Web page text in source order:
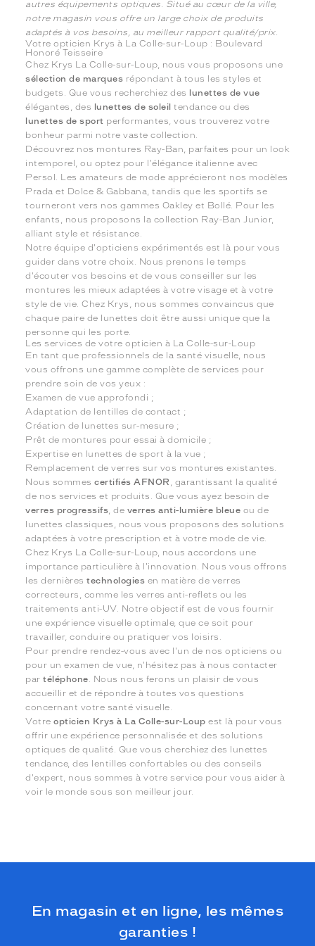
autres équipements optiques. Situé au cœur de la ville,
notre magasin vous offre un large choix de produits
adaptés à vos besoins, au meilleur rapport qualité/prix.
Votre opticien Krys à La Colle-sur-Loup : Boulevard
Honoré Teisseire
Chez Krys La Colle-sur-Loup, nous vous proposons une
sélection de marques répondant à tous les styles et
budgets. Que vous recherchiez des lunettes de vue
élégantes, des lunettes de soleil tendance ou des
lunettes de sport performantes, vous trouverez votre
bonheur parmi notre vaste collection.
Découvrez nos montures Ray-Ban, parfaites pour un look
intemporel, ou optez pour l'élégance italienne avec
Persol. Les amateurs de mode apprécieront nos modèles
Prada et Dolce & Gabbana, tandis que les sportifs se
tourneront vers nos gammes Oakley et Bollé. Pour les
enfants, nous proposons la collection Ray-Ban Junior,
alliant style et résistance.
Notre équipe d'opticiens expérimentés est là pour vous
guider dans votre choix. Nous prenons le temps
d'écouter vos besoins et de vous conseiller sur les
montures les mieux adaptées à votre visage et à votre
style de vie. Chez Krys, nous sommes convaincus que
chaque paire de lunettes doit être aussi unique que la
personne qui les porte.
Les services de votre opticien à La Colle-sur-Loup
En tant que professionnels de la santé visuelle, nous
vous offrons une gamme complète de services pour
prendre soin de vos yeux :
Examen de vue approfondi ;
Adaptation de lentilles de contact ;
Création de lunettes sur-mesure ;
Prêt de montures pour essai à domicile ;
Expertise en lunettes de sport à la vue ;
Remplacement de verres sur vos montures existantes.
Nous sommescertifiés AFNOR
, garantissant la qualité
de nos services et produits. Que vous ayez besoin de
verres progressifs , de verres anti-lumière bleue ou de
lunettes classiques, nous vous proposons des solutions
adaptées à votre prescription et à votre mode de vie.
Chez Krys La Colle-sur-Loup, nous accordons une
importance particulière à l'innovation. Nous vous offrons
les dernièrestechnologies en matière de verres
correcteurs, comme les verres anti-reflets ou les
traitements anti-UV. Notre objectif est de vous fournir
une expérience visuelle optimale, que ce soit pour
travailler, conduire ou pratiquer vos loisirs.
Pour prendre rendez-vous avec l'un de nos opticiens ou
pour un examen de vue, n'hésitez pas à nous contacter
partéléphone . Nous nous ferons un plaisir de vous
accueillir et de répondre à toutes vos questions
concernant votre santé visuelle.
Votreopticien Krys à La Colle-sur-Loup est là pour vous
offrir une expérience personnalisée et des solutions
optiques de qualité. Que vous cherchiez des lunettes
tendance, des lentilles confortables ou des conseils
d'expert, nous sommes à votre service pour vous aider à
voir le monde sous son meilleur jour.
En magasin et en ligne, les mêmes
garanties !